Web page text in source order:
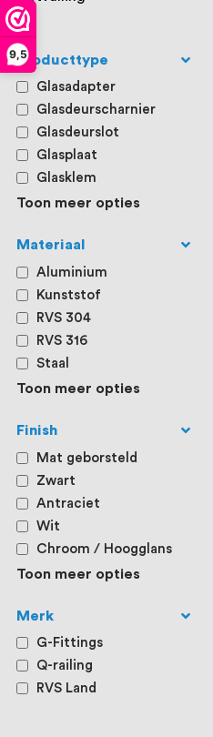
9,5
Producttype
Glasadapter
Glasdeurscharnier
Glasdeurslot
Glasplaat
Glasklem
Toon meer opties
Materiaal
Aluminium
Kunststof
RVS 304
RVS 316
Staal
Toon meer opties
Finish
Mat geborsteld
Zwart
Antraciet
Wit
Chroom / Hoogglans
Toon meer opties
Merk
G-Fittings
Q-railing
RVS Land